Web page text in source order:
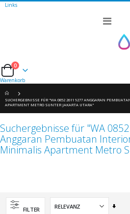
Links
Cart
0
Warenkorb
SUCHERGEBNISSE FÜR "WA 0852 2611 9277 ANGGARAN
APARTMENT METRO SUNTER JAKARTA UTARA"
Suchergebnisse für "WA
Anggaran Pembuatan
Minimalis Apartment Metro
FILTER